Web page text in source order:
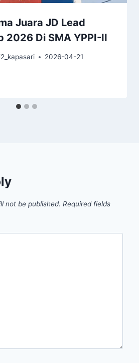
Juara JD Lead
2026 Di SMA YPPI-II
2026-04-21
not be published. Required fields